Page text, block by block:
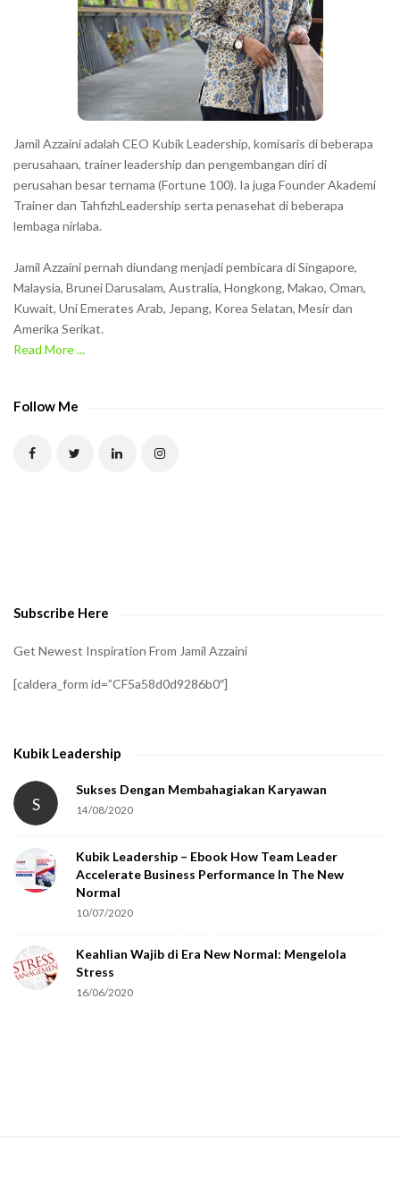
Jamil Azzaini adalah CEO Kubik Leadership, komisaris di beberapa
perusahaan, trainer leadership dan pengembangan diri di
perusahan besar ternama (Fortune 100). Ia juga Founder Akademi
Trainer dan TahfizhLeadership serta penasehat di beberapa
lembaga nirlaba.
Jamil Azzaini pernah diundang menjadi pembicara di Singapore,
Malaysia, Brunei Darusalam, Australia, Hongkong, Makao, Oman,
Kuwait, Uni Emerates Arab, Jepang, Korea Selatan, Mesir dan
Amerika Serikat.
Read More ...
Follow Me
Subscribe Here
Get Newest Inspiration From Jamil Azzaini
[caldera_form id=”CF5a58d0d9286b0″]
Kubik Leadership
S
Sukses Dengan Membahagiakan Karyawan
14/08/2020
Kubik Leadership – Ebook How Team Leader
Accelerate Business Performance In The New
Normal
10/07/2020
Keahlian Wajib di Era New Normal: Mengelola
Stress
16/06/2020